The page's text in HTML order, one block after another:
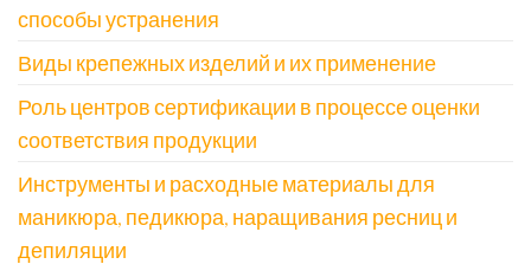
способы устранения
Виды крепежных изделий и их применение
Роль центров сертификации в процессе оценки
соответствия продукции
Инструменты и расходные материалы для
маникюра, педикюра, наращивания ресниц и
депиляции